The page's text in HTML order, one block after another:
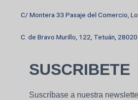
C/ Montera 33 Pasaje del Comercio,
C. de Bravo Murillo, 122, Tetuán,
SUSCRIBETE
Suscríbase a nuestra